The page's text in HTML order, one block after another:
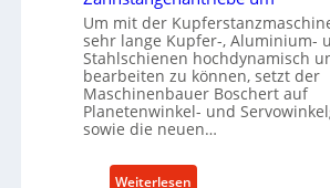
i
n
g
b
a
u
p
o
s
c
h
a
f
z
Um mit der
sehr lange Kupfer-, Aluminium-
Stahlschienen hochdynamisch
bearbeiten zu können, setzt der
Maschinenbauer Boschert auf
Planetenwinkel- und
sowie die neuen…
Weiterlesen